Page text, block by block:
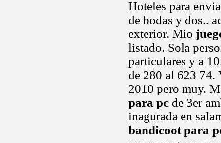
Hoteles para
de bodas y dos..
exterior. Mio
listado. Sola
particulares y a
de 280 al 623 74.
2010 pero muy.
para pc de 3er
inagurada en
bandicoot para